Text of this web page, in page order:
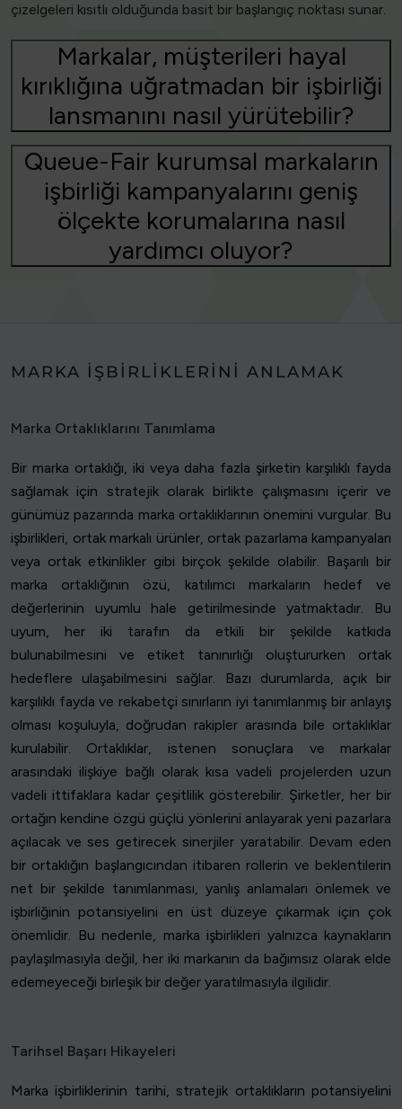
çizelgeleri kısıtlı olduğunda basit bir başlangıç noktası sunar.
Markalar, müşterileri hayal
kırıklığına uğratmadan bir işbirliği
lansmanını nasıl yürütebilir?
Queue-Fair kurumsal markaların
işbirliği kampanyalarını geniş
ölçekte korumalarına nasıl
yardımcı oluyor?
MARKA İŞBIRLIKLERINI ANLAMAK
Marka Ortaklıklarını Tanımlama
Bir marka ortaklığı, iki veya daha fazla şirketin karşılıklı fayda
sağlamak için stratejik olarak birlikte çalışmasını içerir ve
günümüz pazarında marka ortaklıklarının önemini vurgular. Bu
işbirlikleri, ortak markalı ürünler, ortak pazarlama kampanyaları
veya ortak etkinlikler gibi birçok şekilde olabilir. Başarılı bir
marka ortaklığının özü, katılımcı markaların hedef ve
değerlerinin uyumlu hale getirilmesinde yatmaktadır. Bu
uyum, her iki tarafın da etkili bir şekilde katkıda
bulunabilmesini ve etiket tanınırlığı oluştururken ortak
hedeflere ulaşabilmesini sağlar. Bazı durumlarda, açık bir
karşılıklı fayda ve rekabetçi sınırların iyi tanımlanmış bir anlayış
olması koşuluyla, doğrudan rakipler arasında bile ortaklıklar
kurulabilir. Ortaklıklar, istenen sonuçlara ve markalar
arasındaki ilişkiye bağlı olarak kısa vadeli projelerden uzun
vadeli ittifaklara kadar çeşitlilik gösterebilir. Şirketler, her bir
ortağın kendine özgü güçlü yönlerini anlayarak yeni pazarlara
açılacak ve ses getirecek sinerjiler yaratabilir. Devam eden
bir ortaklığın başlangıcından itibaren rollerin ve beklentilerin
net bir şekilde tanımlanması, yanlış anlamaları önlemek ve
işbirliğinin potansiyelini en üst düzeye çıkarmak için çok
önemlidir. Bu nedenle, marka işbirlikleri yalnızca kaynakların
paylaşılmasıyla değil, her iki markanın da bağımsız olarak elde
edemeyeceği birleşik bir değer yaratılmasıyla ilgilidir.
Tarihsel Başarı Hikayeleri
Marka işbirliklerinin tarihi, stratejik ortaklıkların potansiyelini